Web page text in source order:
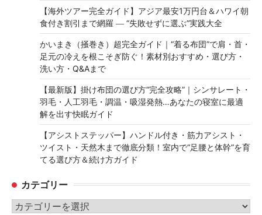
【海外ツアー完全ガイド】アジア最安1万円台＆ハワイ朝
食付き割引まで網羅 ― “失敗せずに選ぶ”実践大全
かいまき（掻巻き）超完全ガイド｜“着る布団”で肩・首・
足元の冷えを根こそぎ防ぐ！素材別おすすめ・選び方・
洗い方・Q&Aまで
【最新版】掛け布団の選び方“完全攻略”｜シンサレート・
羽毛・人工羽毛・調温・吸湿発熱…あなたの寝室に最適
解を出す快眠ガイド
【アシストステッパー】ハンドル付き・筋力アシスト・
ツイスト・天然木まで徹底分類！室内で“足腰と体幹”を育
てる選び方＆続け方ガイド
カテゴリー
カ